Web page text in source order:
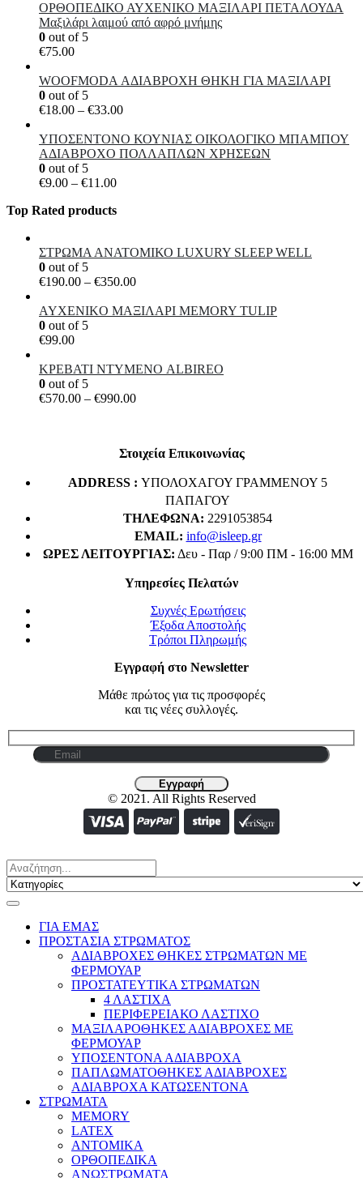
ΟΡΘΟΠΕΔΙΚΟ ΑΥΧΕΝΙΚΟ ΜΑΞΙΛΑΡΙ ΠΕΤΑΛΟΥΔΑ
Μαξιλάρι λαιμού από αφρό μνήμης
0 out of 5
€75.00
WOOFMODA ΑΔΙΑΒΡΟΧΗ ΘΗΚΗ ΓΙΑ ΜΑΞΙΛΑΡΙ
0 out of 5
€18.00 – €33.00Price
€18.00
through
ΥΠΟΣΕΝΤΟΝΟ ΚΟΥΝΙΑΣ ΟΙΚΟΛΟΓΙΚΟ ΜΠΑΜΠΟΥ
ΑΔΙΑΒΡΟΧΟ ΠΟΛΛΑΠΛΩΝ ΧΡΗΣΕΩΝ
0 out of 5
€9.00 – €11.00Price
€9.00
Top Rated products
ΣΤΡΩΜΑ ΑΝΑΤΟΜΙΚΟ LUXURY SLEEP WELL
0 out of 5
€190.00 – €350.00Price
€190.00
AYXENIKO MAΞΙΛΑΡΙ MEMORY ΤULIP
0 out of 5
€99.00
ΚΡΕΒΑΤΙ ΝΤΥΜΕΝΟ ALBIREO
0 out of 5
€570.00 – €990.00Price
€990.00
Στοιχεία Επικοινωνίας
ADDRESS : ΥΠΟΛΟΧΑΓΟΥ ΓΡΑΜΜΕΝΟΥ 5
ΠΑΠΑΓΟΥ
ΤΗΛΈΦΩΝΑ: 2291053854
EMAIL: info@isleep.gr
ΏΡΕΣ ΛΕΙΤΟΥΡΓΊΑΣ: Δευ - Παρ / 9:00 ΠΜ - 16:00 ΜΜ
Υπηρεσίες Πελατών
Συχνές Ερωτήσεις
Έξοδα Αποστολής
Τρόποι Πληρωμής
Εγγραφή στο Newsletter
Μάθε πρώτος για τις προσφορές
και τις νέες συλλογές.
© 2021. All Rights Reserved
ΓΙΑ ΕΜΑΣ
ΠΡΟΣΤΑΣΙΑ ΣΤΡΩΜΑΤΟΣ
ΑΔΙΑΒΡΟΧΕΣ ΘΗΚΕΣ ΣΤΡΩΜΑΤΩΝ ΜΕ
ΦΕΡΜΟΥΑΡ
ΠΡΟΣΤΑΤΕΥΤΙΚΑ ΣΤΡΩΜΑΤΩΝ
4 ΛΑΣΤΙΧΑ
ΠΕΡΙΦΕΡΕΙΑΚΟ ΛΑΣΤΙΧΟ
ΜΑΞΙΛΑΡΟΘΗΚΕΣ ΑΔΙΑΒΡΟΧΕΣ ΜΕ
ΦΕΡΜΟΥΑΡ
ΥΠΟΣΕΝΤΟΝΑ ΑΔΙΑΒΡΟΧΑ
ΠΑΠΛΩΜΑΤΟΘΗΚΕΣ ΑΔΙΑΒΡΟΧΕΣ
ΑΔΙΑΒΡΟΧΑ ΚΑΤΩΣΕΝΤΟΝΑ
ΣΤΡΩΜΑΤΑ
MEMORY
LATEX
ΑΝΤΟΜΙΚΑ
ΟΡΘΟΠΕΔΙΚΑ
ΑΝΩΣΤΡΩΜΑΤΑ